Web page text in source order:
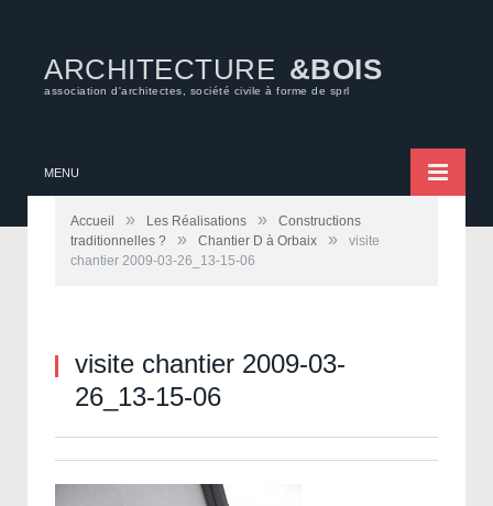
ARCHITECTURE &BOIS
association d'architectes, société civile à forme de sprl
MENU
Accueil » Les Réalisations »
Constructions
traditionnelles ?
» Chantier D à Orbaix »
visite
chantier 2009-03-26_13-15-06
visite chantier 2009-03-
26_13-15-06